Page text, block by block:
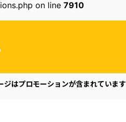
on line 7910
ジはプロモーションが含まれています